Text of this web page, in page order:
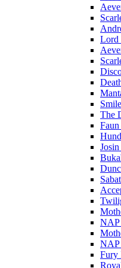
Lord
The
NAP
NAP
Fury